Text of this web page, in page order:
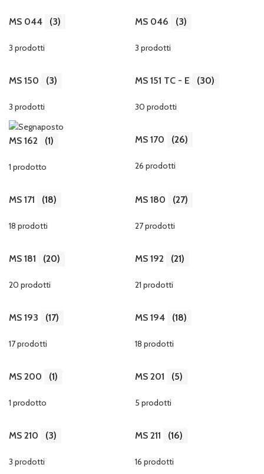
MS 044 (3)
3 prodotti
MS 046 (3)
3 prodotti
MS 150 (3)
3 prodotti
MS 151 TC - E (30)
30 prodotti
MS 162 (1)
1 prodotto
MS 170 (26)
26 prodotti
MS 171 (18)
18 prodotti
MS 180 (27)
27 prodotti
MS 181 (20)
20 prodotti
MS 192 (21)
21 prodotti
MS 193 (17)
17 prodotti
MS 194 (18)
18 prodotti
MS 200 (1)
1 prodotto
MS 201 (5)
5 prodotti
MS 210 (3)
3 prodotti
MS 211 (16)
16 prodotti